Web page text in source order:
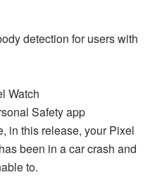
detection for users with
Watch
Safety app
in this release, your Pixel
been in a car crash and
to.